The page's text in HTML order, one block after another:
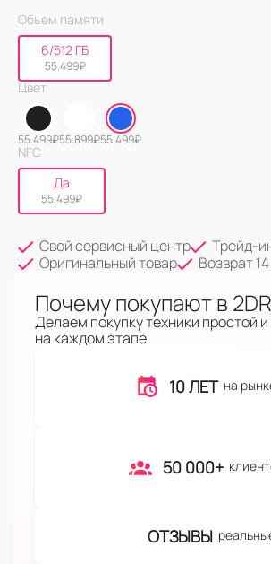
Объем памяти
6/512 ГБ
55.499₽
Цвет
55.499₽55.899₽55.499₽
NFC
Да
55.499₽
Свой сервисный центр
Трейд-
Оригинальный товар
Возврат
Почему покупают в
Делаем покупку техники простой
на каждом этапе
10 ЛЕТ на
50 000+
ОТЗЫВЫ